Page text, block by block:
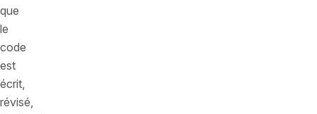
que
le
code
est
écrit,
révisé,